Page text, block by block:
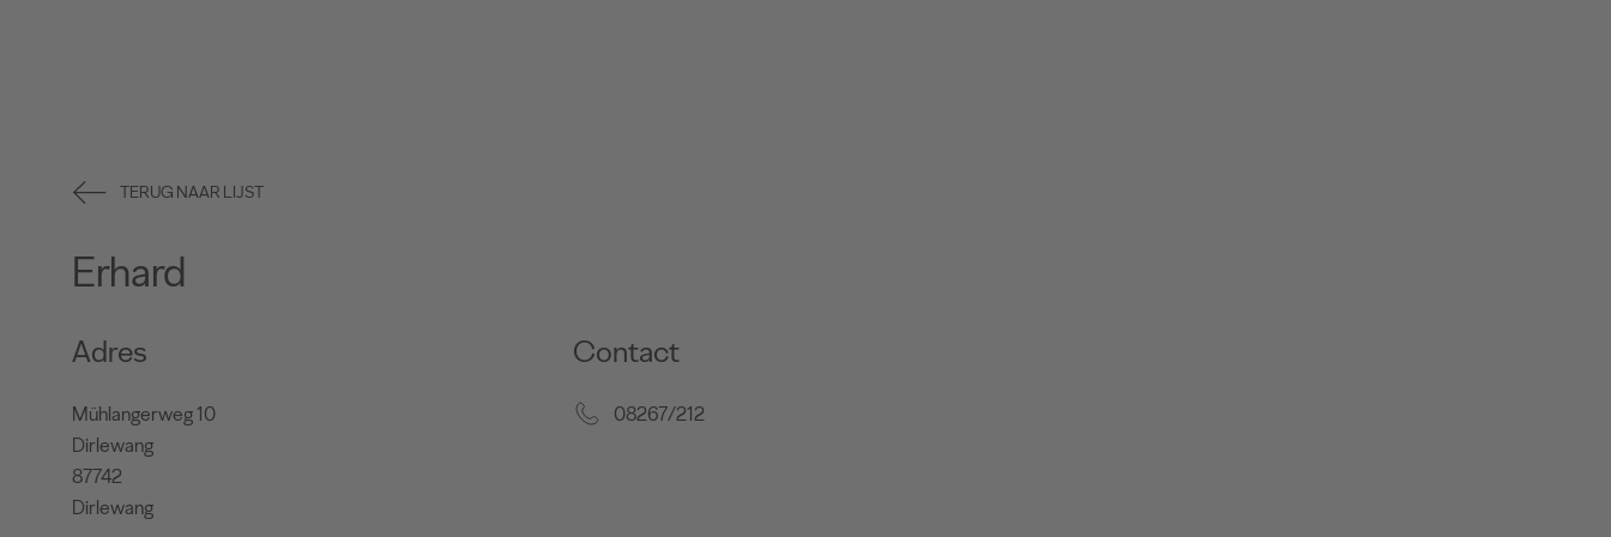
TERUG NAAR LIJST
Erhard
Adres
Mühlangerweg 10
Dirlewang
87742
Dirlewang
Contact
08267/212